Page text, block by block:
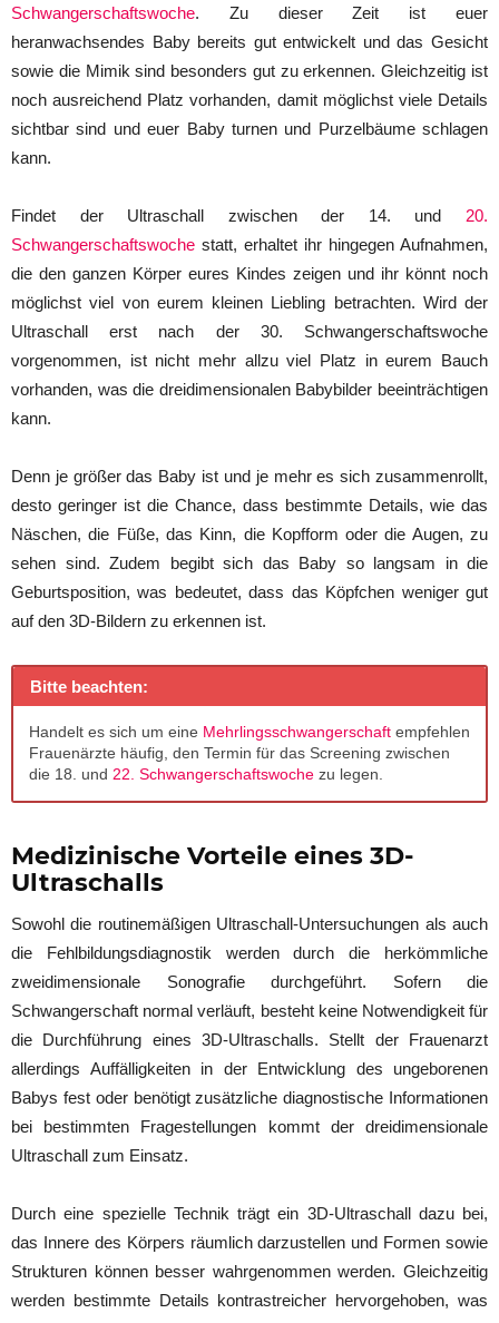
Schwangerschaftswoche. Zu dieser Zeit ist euer
heranwachsendes Baby bereits gut entwickelt und das Gesicht
sowie die Mimik sind besonders gut zu erkennen. Gleichzeitig ist
noch ausreichend Platz vorhanden, damit möglichst viele Details
sichtbar sind und euer Baby turnen und Purzelbäume schlagen
kann.
Findet der Ultraschall zwischen der 14. und 20.
Schwangerschaftswoche statt, erhaltet ihr hingegen Aufnahmen,
die den ganzen Körper eures Kindes zeigen und ihr könnt noch
möglichst viel von eurem kleinen Liebling betrachten. Wird der
Ultraschall erst nach der 30. Schwangerschaftswoche
vorgenommen, ist nicht mehr allzu viel Platz in eurem Bauch
vorhanden, was die dreidimensionalen Babybilder beeinträchtigen
kann.
Denn je größer das Baby ist und je mehr es sich zusammenrollt,
desto geringer ist die Chance, dass bestimmte Details, wie das
Näschen, die Füße, das Kinn, die Kopfform oder die Augen, zu
sehen sind. Zudem begibt sich das Baby so langsam in die
Geburtsposition, was bedeutet, dass das Köpfchen weniger gut
auf den 3D-Bildern zu erkennen ist.
Bitte beachten:
Handelt es sich um eine Mehrlingsschwangerschaft empfehlen
Frauenärzte häufig, den Termin für das Screening zwischen
die 18. und 22. Schwangerschaftswoche zu legen.
Medizinische Vorteile eines 3D-
Ultraschalls
Sowohl die routinemäßigen Ultraschall-Untersuchungen als auch
die Fehlbildungsdiagnostik werden durch die herkömmliche
zweidimensionale Sonografie durchgeführt. Sofern die
Schwangerschaft normal verläuft, besteht keine Notwendigkeit für
die Durchführung eines 3D-Ultraschalls. Stellt der Frauenarzt
allerdings Auffälligkeiten in der Entwicklung des ungeborenen
Babys fest oder benötigt zusätzliche diagnostische Informationen
bei bestimmten Fragestellungen kommt der dreidimensionale
Ultraschall zum Einsatz.
Durch eine spezielle Technik trägt ein 3D-Ultraschall dazu bei,
das Innere des Körpers räumlich darzustellen und Formen sowie
Strukturen können besser wahrgenommen werden. Gleichzeitig
werden bestimmte Details kontrastreicher hervorgehoben, was